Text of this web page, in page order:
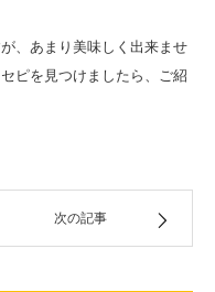
、あまり美味しく出来ませ
ピを見つけましたら、ご紹
次の記事